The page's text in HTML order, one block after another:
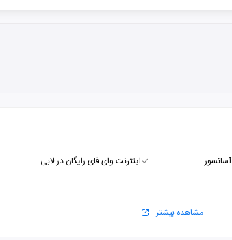
آسانسور اینترنت وای فای رایگان در لابی
مشاهده بیشتر